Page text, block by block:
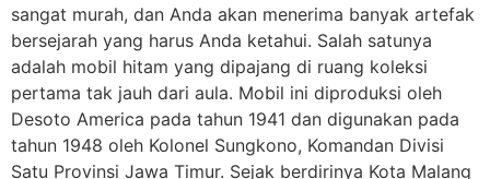
sangat murah, dan Anda akan menerima banyak artefak
bersejarah yang harus Anda ketahui. Salah satunya
adalah mobil hitam yang dipajang di ruang koleksi
pertama tak jauh dari aula. Mobil ini diproduksi oleh
Desoto America pada tahun 1941 dan digunakan pada
tahun 1948 oleh Kolonel Sungkono, Komandan Divisi
Satu Provinsi Jawa Timur. Sejak berdirinya Kota Malang